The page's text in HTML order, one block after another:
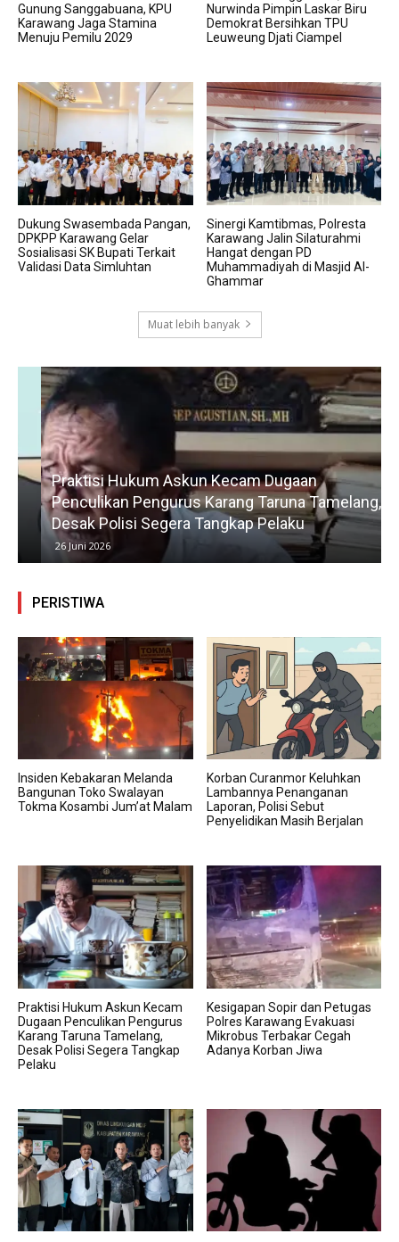
Gunung Sanggabuana, KPU
Karawang Jaga Stamina
Menuju Pemilu 2029
Nurwinda Pimpin Laskar Biru
Demokrat Bersihkan TPU
Leuweung Djati Ciampel
Dukung Swasembada Pangan,
DPKPP Karawang Gelar
Sosialisasi SK Bupati Terkait
Validasi Data Simluhtan
Sinergi Kamtibmas, Polresta
Karawang Jalin Silaturahmi
Hangat dengan PD
Muhammadiyah di Masjid Al-
Ghammar
Muat lebih banyak
Praktisi Hukum Askun Kecam Dugaan
Penculikan Pengurus Karang Taruna Tamelang,
Desak Polisi Segera Tangkap Pelaku
26 Juni 2026
PERISTIWA
Insiden Kebakaran Melanda
Bangunan Toko Swalayan
Tokma Kosambi Jum’at Malam
Korban Curanmor Keluhkan
Lambannya Penanganan
Laporan, Polisi Sebut
Penyelidikan Masih Berjalan
Praktisi Hukum Askun Kecam
Dugaan Penculikan Pengurus
Karang Taruna Tamelang,
Desak Polisi Segera Tangkap
Pelaku
Kesigapan Sopir dan Petugas
Polres Karawang Evakuasi
Mikrobus Terbakar Cegah
Adanya Korban Jiwa